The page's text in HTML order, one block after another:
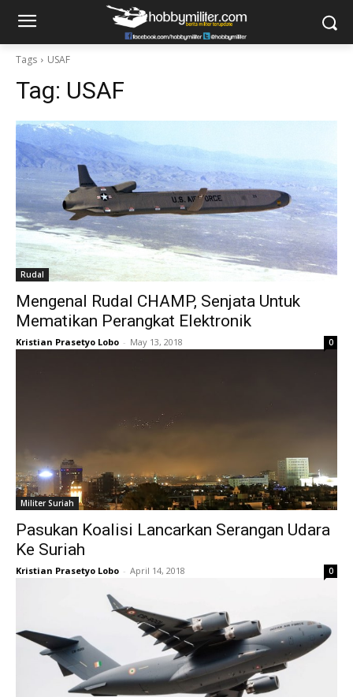
Tags USAF
Tag: USAF
Rudal
Mengenal Rudal CHAMP, Senjata Untuk
Mematikan Perangkat Elektronik
Kristian Prasetyo Lobo - May 13, 2018 0
Militer Suriah
Pasukan Koalisi Lancarkan Serangan Udara
Ke Suriah
Kristian Prasetyo Lobo - April 14, 2018 0